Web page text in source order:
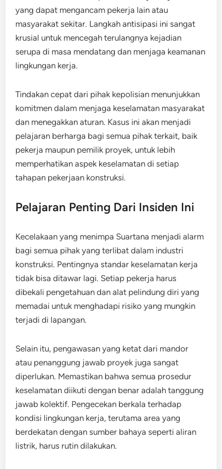
yang dapat mengancam pekerja lain atau
masyarakat sekitar. Langkah antisipasi ini sangat
krusial untuk mencegah terulangnya kejadian
serupa di masa mendatang dan menjaga keamanan
lingkungan kerja.
Tindakan cepat dari pihak kepolisian menunjukkan
komitmen dalam menjaga keselamatan masyarakat
dan menegakkan aturan. Kasus ini akan menjadi
pelajaran berharga bagi semua pihak terkait, baik
pekerja maupun pemilik proyek, untuk lebih
memperhatikan aspek keselamatan di setiap
tahapan pekerjaan konstruksi.
Pelajaran Penting Dari Insiden Ini
Kecelakaan yang menimpa Suartana menjadi alarm
bagi semua pihak yang terlibat dalam industri
konstruksi. Pentingnya standar keselamatan kerja
tidak bisa ditawar lagi. Setiap pekerja harus
dibekali pengetahuan dan alat pelindung diri yang
memadai untuk menghadapi risiko yang mungkin
terjadi di lapangan.
Selain itu, pengawasan yang ketat dari mandor
atau penanggung jawab proyek juga sangat
diperlukan. Memastikan bahwa semua prosedur
keselamatan diikuti dengan benar adalah tanggung
jawab kolektif. Pengecekan berkala terhadap
kondisi lingkungan kerja, terutama area yang
berdekatan dengan sumber bahaya seperti aliran
listrik, harus rutin dilakukan.